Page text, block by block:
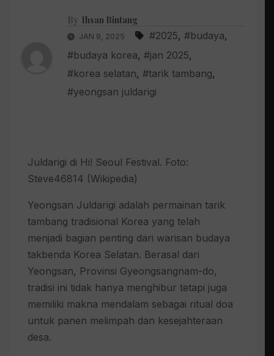
By Ihsan Bintang
JAN 9, 2025 #2025, #budaya,
#budaya korea, #jan 2025,
#korea selatan, #tarik tambang,
#yeongsan juldarigi
Juldarigi di Hi! Seoul Festival. Foto:
Steve46814 (Wikipedia)
Yeongsan Juldarigi adalah permainan tarik
tambang tradisional Korea yang telah
menjadi bagian penting dari warisan budaya
takbenda Korea Selatan. Berasal dari
Yeongsan, Provinsi Gyeongsangnam-do,
tradisi ini tidak hanya menghibur tetapi juga
memiliki makna mendalam sebagai ritual doa
untuk panen melimpah dan kesejahteraan
desa.